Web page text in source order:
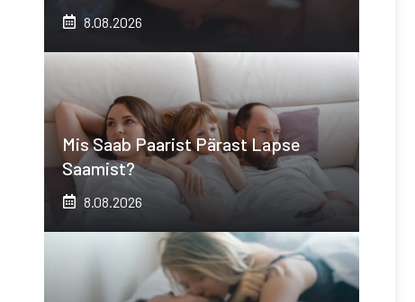
8.08.2026
Mis Saab Paarist Pärast Lapse
Saamist?
8.08.2026